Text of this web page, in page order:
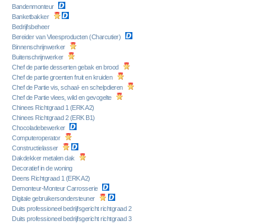
Bandenmonteur
Banketbakker
Bedrijfsbeheer
Bereider van Vleesproducten (Charcutier)
Binnenschrijnwerker
Buitenschrijnwerker
Chef de partie desserten gebak en brood
Chef de partie groenten fruit en kruiden
Chef de Partie vis, schaal- en schelpdieren
Chef de Partie vlees, wild en gevogelte
Chinees Richtgraad 1 (ERK A2)
Chinees Richtgraad 2 (ERK B1)
Chocoladebewerker
Computeroperator
Constructielasser
Dakdekker metalen dak
Decoratief in de woning
Deens Richtgraad 1 (ERK A2)
Demonteur-Monteur Carrosserie
Digitale gebruikersondersteuner
Duits professioneel bedrijfsgericht richtgraad 2
Duits professioneel bedrijfsgericht richtgraad 3